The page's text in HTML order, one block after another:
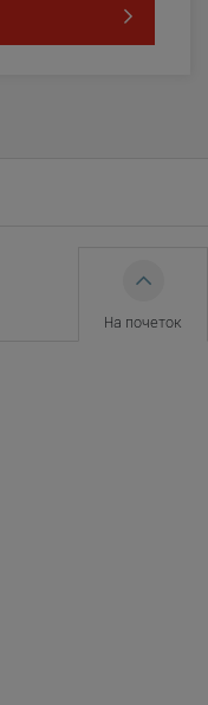
На почеток